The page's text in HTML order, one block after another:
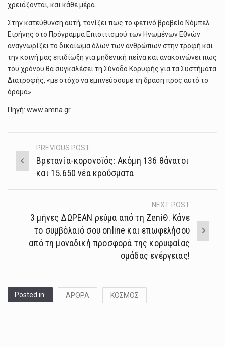
χρειάζονται, και κάθε μέρα.
Στην κατεύθυνση αυτή, τονίζει πως το φετινό βραβείο Nόμπελ
Ειρήνης στο Πρόγραμμα Επισιτισμού των Ηνωμένων Εθνών
αναγνωρίζει το δικαίωμα όλων των ανθρώπων στην τροφή και
την κοινή μας επιδίωξη για μηδενική πείνα και ανακοινώνει πως
του χρόνου θα συγκαλέσει τη Σύνοδο Κορυφής για τα Συστήματα
Διατροφής, «με στόχο να εμπνεύσουμε τη δράση προς αυτό το
όραμα».
Πηγή: www.amna.gr
Post
navigation
PREVIOUS POST
Βρετανία-κορονοϊός: Ακόμη 136 θάνατοι
και 15.650 νέα κρούσματα
NEXT POST
3 μήνες ΔΩΡΕΑΝ ρεύμα από τη ZeniΘ. Κάνε
το συμβόλαιό σου online και επωφελήσου
από τη μοναδική προσφορά της κορυφαίας
ομάδας ενέργειας!
Posted in: ΑΡΘΡΑ ΚΟΣΜΟΣ